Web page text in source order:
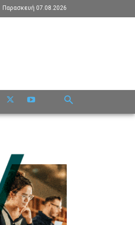
Παρασκευή 07.08.2026